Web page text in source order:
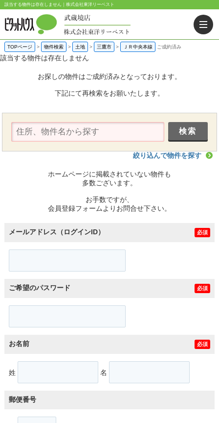
該当する物件は存在しません｜株式会社東洋リーベスト
TOPページ > 物件検索 > 土地 > 三鷹市 > ＪＲ中央本線 ご成約済み
該当する物件は存在しません
お探しの物件はご成約済みとなっております。
下記にて再検索をお願いたします。
絞り込んで物件を探す
ホームページに掲載されていない物件も
多数ございます。
お手数ですが、
会員登録フォームよりお問合せ下さい。
メールアドレス（ログインID） 必須
ご希望のパスワード 必須
お名前 必須
姓 名
郵便番号